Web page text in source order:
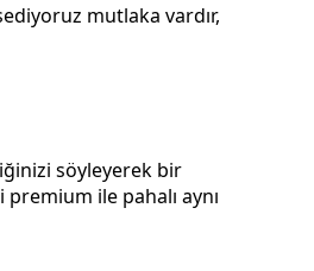
mutlaka vardır,
söyleyerek bir
premium ile pahalı aynı